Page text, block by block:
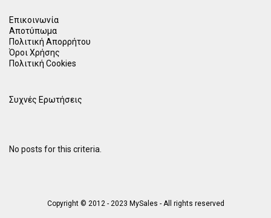
Επικοινωνία
Αποτύπωμα
Πολιτική Απορρήτου
Όροι Χρήσης
Πολιτική Cookies
Συχνές Ερωτήσεις
No posts for this criteria.
Copyright © 2012 - 2023 MySales - All rights reserved